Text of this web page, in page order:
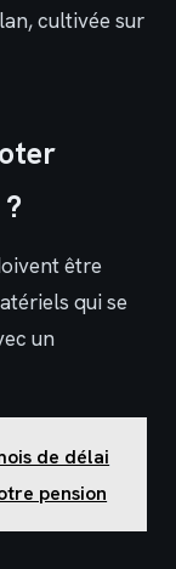
cultivée sur
être
qui se
un
de délai
pension